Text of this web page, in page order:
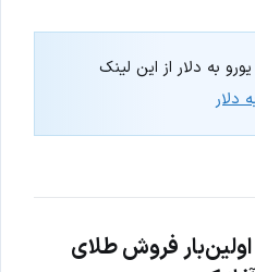
به دلار از این لینک
دلار
فروش طلای